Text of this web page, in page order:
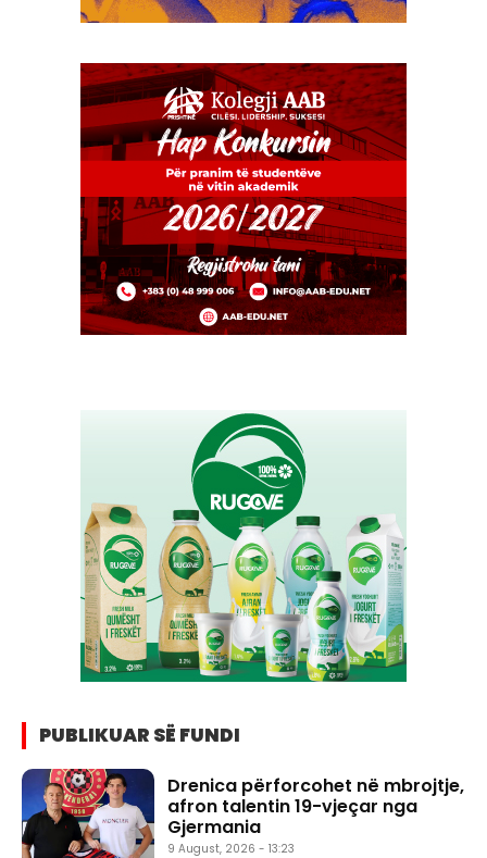
PUBLIKUAR SË FUNDI
Drenica përforcohet në mbrojtje,
afron talentin 19-vjeçar nga
Gjermania
9 August, 2026 - 13:23